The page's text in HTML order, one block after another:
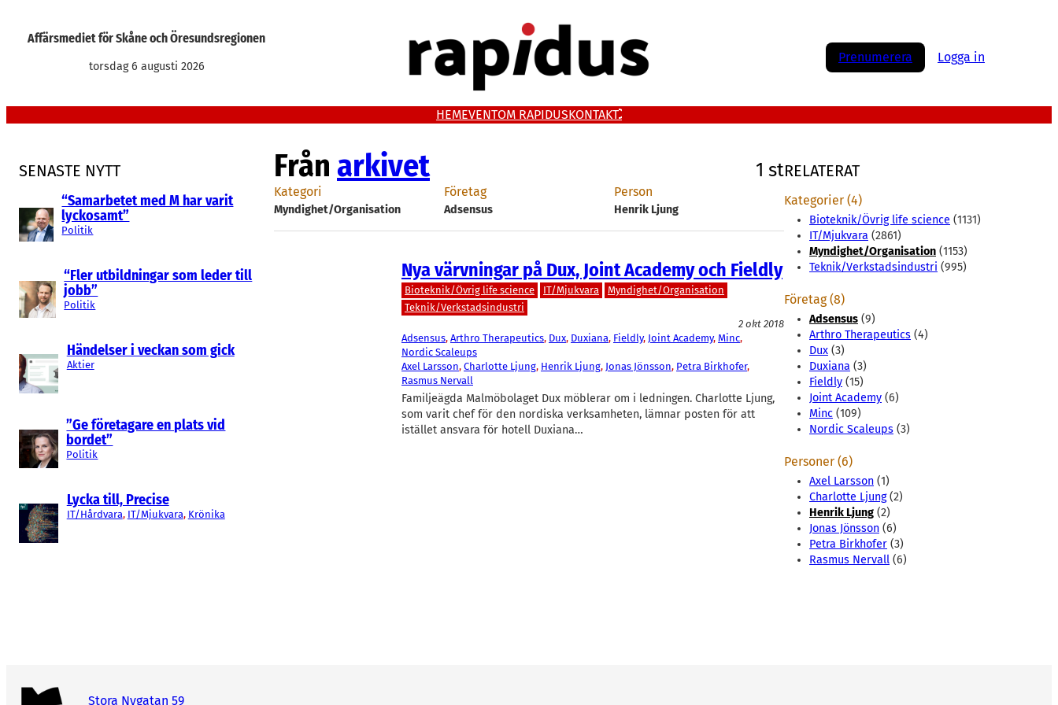
Affärsmediet för Skåne och Öresundsregionen
torsdag 6 augusti 2026
Prenumerera Logga in
HEMEVENTOM RAPIDUSKONTAKT
SENASTE NYTT
“Samarbetet med M har varit
lyckosamt”
Politik
“Fler utbildningar som leder till
jobb”
Politik
Händelser i veckan som gick
Aktier
”Ge företagare en plats vid
bordet”
Politik
Lycka till, Precise
IT/Hårdvara, IT/Mjukvara, Krönika
Från arkivet 1 st
Kategori
Myndighet/Organisation
Företag
Adsensus
Person
Henrik Ljung
Nya värvningar på Dux, Joint Academy och Fieldly
Bioteknik/Övrig life science IT/Mjukvara
Myndighet/Organisation
Teknik/Verkstadsindustri
2 okt 2018
Adsensus, Arthro Therapeutics, Dux, Duxiana, Fieldly, Joint Academy, Minc
Nordic Scaleups
Axel Larsson, Charlotte Ljung, Henrik Ljung, Jonas Jönsson, Petra Birkhofer
Rasmus Nervall
Familjeägda Malmöbolaget Dux möblerar om i ledningen. Charlotte Ljung,
som varit chef för den nordiska verksamheten, lämnar posten för att
istället ansvara för hotell Duxiana…
RELATERAT
Kategorier (4)
Bioteknik/Övrig life science (1131)
IT/Mjukvara (2861)
Myndighet/Organisation (1153)
Teknik/Verkstadsindustri (995)
Företag (8)
Adsensus (9)
Arthro Therapeutics (4)
Dux (3)
Duxiana (3)
Fieldly (15)
Joint Academy (6)
Minc (109)
Nordic Scaleups (3)
Personer (6)
Axel Larsson (1)
Charlotte Ljung(2)
Henrik Ljung (2)
Jonas Jönsson (6)
Petra Birkhofer (3)
Rasmus Nervall (6)
Stora Nygatan 59